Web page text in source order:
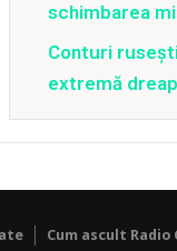
schimbarea
Conturi
extremă
Cum ascult Radio